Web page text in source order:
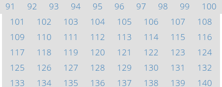
91
92 93 94 95 96 97 98 99
100
101
102 103 104 105 106 107
108
109
110 111 112 113 114 115
116
117
118 119 120 121 122 123
124
125
126 127 128 129 130 131
132
133
134 135 136 137 138 139
140